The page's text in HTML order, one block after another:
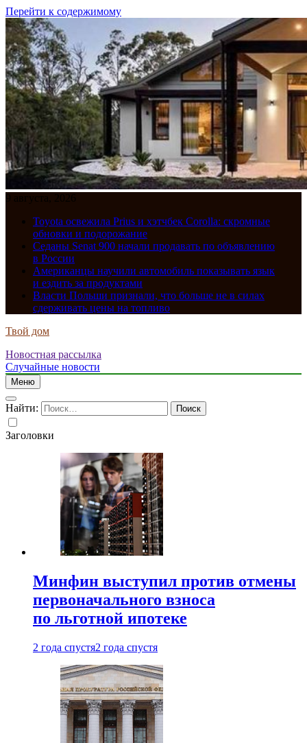
Перейти к содержимому
9 августа, 2026
Toyota освежила Prius и хэтчбек Corolla: скромные
обновки и подорожание
Седаны Senat 900 начали продавать по объявлению
в России
Американцы научили автомобиль показывать язык
и ездить за продуктами
Власти Польши признали, что больше не в силах
сдерживать цены на топливо
Твой дом
Новостная рассылка
Случайные новости
Меню
Найти:
Заголовки
Минфин выступил против отмены
первоначального взноса
по льготной ипотеке
2 года спустя2 года спустя